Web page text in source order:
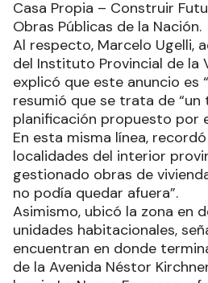
Casa Propia – Construir
Obras Públicas de la Nación.
Al respecto, Marcelo Ugelli,
del Instituto Provincial de la
explicó que este anuncio es
resumió que se trata de “un
planificación propuesto por
En esta misma línea,
localidades del interior
gestionado obras de
no podía quedar afuera”.
Asimismo, ubicó la zona en
unidades habitacionales,
encuentran en donde
de la Avenida Néstor